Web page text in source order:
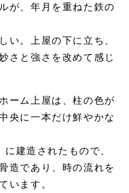
が、年月を重ねた鉄の
い。上屋の下に立ち、
さと強さを改めて感じ
ーム上屋は、柱の色が
央に一本だけ鮮やかな
建造されたもので、
造であり、時の流れを
います。